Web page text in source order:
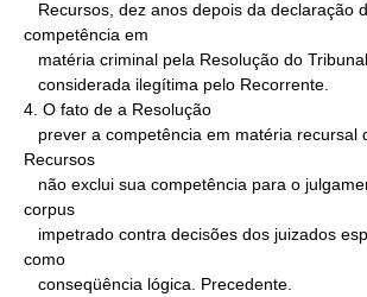
competência em
4. O fato de a Resolução
Recursos
corpus
como